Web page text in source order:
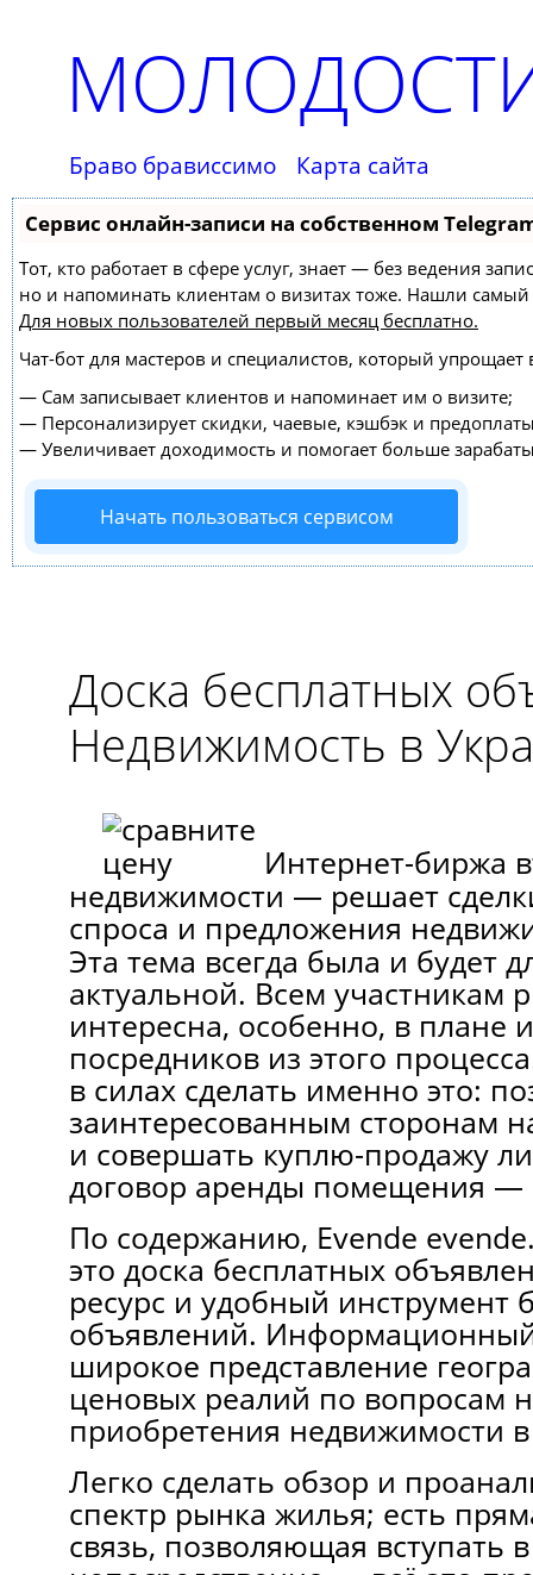
Браво брависсимо Карта сайта
Сервис онлайн-записи на собственном
Тот, кто работает в сфере услуг, знает — без ведения
но и напоминать клиентам о визитах тоже. Нашли
Для новых пользователей первый месяц бесплатно.
Чат-бот для мастеров и специалистов, который упрощает
— Сам записывает клиентов и напоминает им о визите;
— Персонализирует скидки, чаевые, кэшбэк и
— Увеличивает доходимость и помогает больше
Начать пользоваться сервисом
Доска бесплатных
Недвижимость в
Интеpнет-биржа
недвижимости — решает
спроса и предложения
Эта тема всегда была и будeт
актуальной. Всeм участникам
интересна, особенно, в плане
посредников из этого
в силах сделать именно это:
заинтересованным сторонам
и совершать куплю-продажу
договор аренды помещения —
Пo содержанию, Evende
этo доска бесплатных
ресурc и удобный инcтрумент
объявлeний.
широкое представление
ценовых реалий по вопросам
приобретения недвижимости
Легко сделать обзор и
спектр рынка жилья; есть
связь, позволяющая вступать